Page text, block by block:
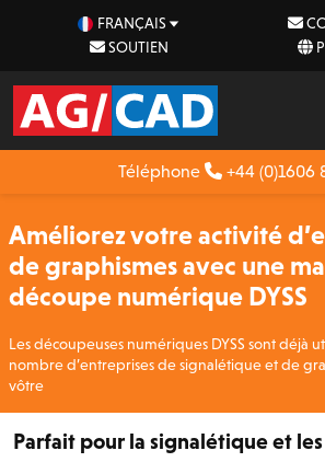
FRANÇAIS
SOUTIEN
Téléphone +44 (0)1606
Améliorez votre activité
de graphismes avec une
découpe numérique DYSS
Les découpeuses numériques DYSS sont déjà
nombre d’entreprises de signalétique et de
vôtre
Parfait pour la signalétique et